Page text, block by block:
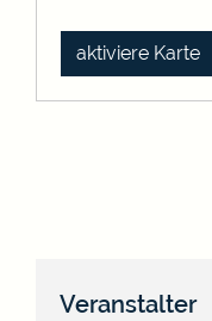
aktiviere Karte
Veranstalter